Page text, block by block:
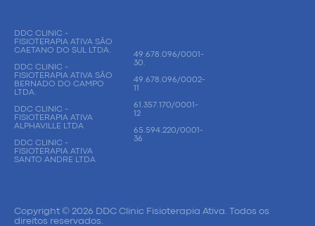
DDC CLINIC -
FISIOTERAPIA ATIVA SÃO
CAETANO DO SUL LTDA.
DDC CLINIC -
FISIOTERAPIA ATIVA SÃO
BERNADO DO CAMPO
LTDA.
DDC CLINIC -
FISIOTERAPIA ATIVA
ALPHAVILLE LTDA
DDC CLINIC -
FISIOTERAPIA ATIVA
SANTO ANDRE LTDA
49.678.096/0001-
30.
49.678.096/0002-
11
61.357.170/0001-
12
65.594.220/0001-
36
Copyright © 2026 DDC Clinic Fisioterapia Ativa. Todos os
direitos reservados.